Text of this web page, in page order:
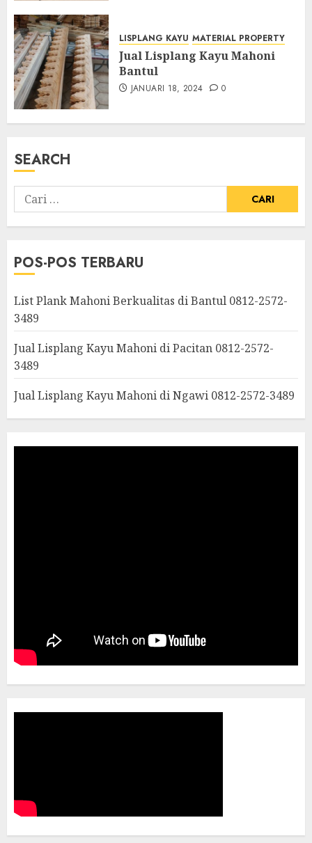
LISPLANG KAYU MATERIAL PROPERTY
Jual Lisplang Kayu Mahoni
Bantul
JANUARI 18, 2024 0
SEARCH
POS-POS TERBARU
List Plank Mahoni Berkualitas di Bantul 0812-2572-
3489
Jual Lisplang Kayu Mahoni di Pacitan 0812-2572-
3489
Jual Lisplang Kayu Mahoni di Ngawi 0812-2572-3489